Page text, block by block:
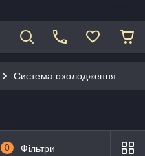
Система охолодження
0 Фільтри